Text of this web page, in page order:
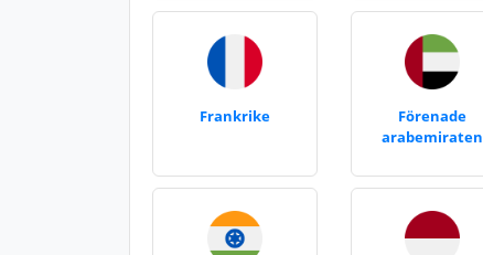
Frankrike
Förenade
arabemiraten